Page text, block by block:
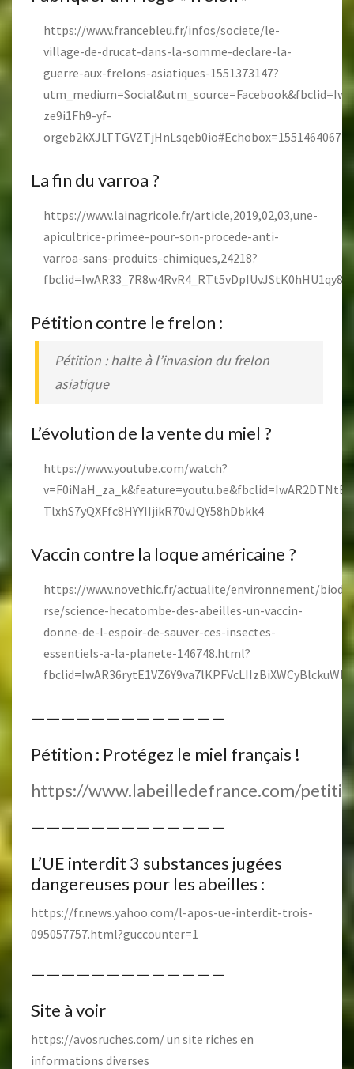
https://www.francebleu.fr/infos/societe/le-
village-de-drucat-dans-la-somme-declare-la-
guerre-aux-frelons-asiatiques-1551373147?
ze9i1Fh9-yf-
orgeb2kXJLTTGVZTjHnLsqeb0io#Echobox=1551464067
La fin du varroa ?
https://www.lainagricole.fr/article,2019,02,03,une-
apicultrice-primee-pour-son-procede-anti-
varroa-sans-produits-chimiques,24218?
Pétition contre le frelon :
Pétition : halte à l’invasion du frelon
asiatique
L’évolution de la vente du miel ?
https://www.youtube.com/watch?
TlxhS7yQXFfc8HYYIIjikR70vJQY58hDbkk4
Vaccin contre la loque américaine ?
https://www.novethic.fr/actualite/environnement/
rse/science-hecatombe-des-abeilles-un-vaccin-
donne-de-l-espoir-de-sauver-ces-insectes-
essentiels-a-la-planete-146748.html?
—————————————
Pétition : Protégez le miel français !
https://www.labeilledefrance.com/
—————————————
L’UE interdit 3 substances jugées
dangereuses pour les abeilles :
https://fr.news.yahoo.com/l-apos-ue-interdit-trois-
095057757.html?guccounter=1
—————————————
Site à voir
https://avosruches.com/un site riches en
informations diverses